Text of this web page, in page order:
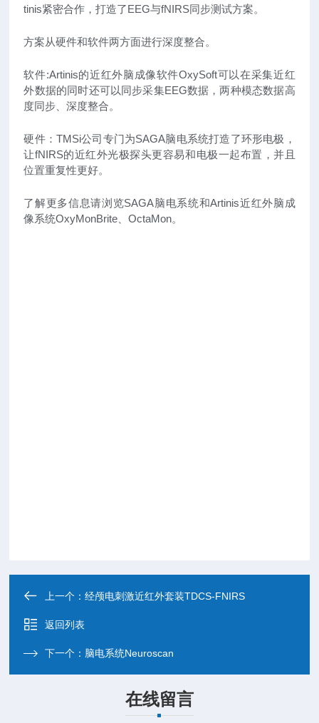
tinis紧密合作，打造了EEG与fNIRS同步测试方案。
方案从硬件和软件两方面进行深度整合。
软件:Artinis的近红外脑成像软件OxySoft可以在采集近红
外数据的同时还可以同步采集EEG数据，两种模态数据高
度同步、深度整合。
硬件：TMSi公司专门为SAGA脑电系统打造了环形电极，
让fNIRS的近红外光极探头更容易和电极一起布置，并且
位置重复性更好。
了解更多信息请浏览SAGA脑电系统和Artinis近红外脑成
像系统OxyMonBrite、OctaMon。
上一个：经颅电刺激近红外套装TDCS-FNIRS
返回列表
下一个： 脑电系统Neuroscan
在线留言